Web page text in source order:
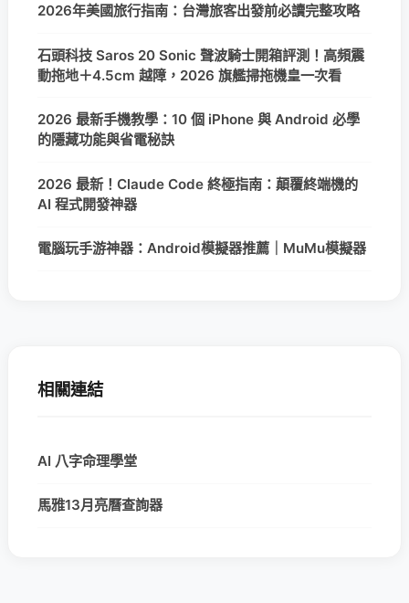
2026年美國旅行指南：台灣旅客出發前必讀完整攻略
石頭科技 Saros 20 Sonic 聲波騎士開箱評測！高頻震
動拖地＋4.5cm 越障，2026 旗艦掃拖機皇一次看
2026 最新手機教學：10 個 iPhone 與 Android 必學
的隱藏功能與省電秘訣
2026 最新！Claude Code 終極指南：顛覆終端機的
AI 程式開發神器
電腦玩手游神器：Android模擬器推薦｜MuMu模擬器
相關連結
AI 八字命理學堂
馬雅13月亮曆查詢器